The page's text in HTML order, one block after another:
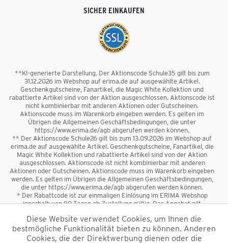
SICHER EINKAUFEN
**KI-generierte Darstellung. Der Aktionscode Schule35 gilt bis zum
31.12.2026 im Webshop auf erima.de auf ausgewählte Artikel.
Geschenkgutscheine, Fanartikel, die Magic White Kollektion und
rabattierte Artikel sind von der Aktion ausgeschlossen. Aktionscode ist
nicht kombinierbar mit anderen Aktionen oder Gutscheinen.
Aktionscode muss im Warenkorb eingeben werden. Es gelten im
Übrigen die Allgemeinen Geschäftsbedingungen, die unter
https://www.erima.de/agb abgerufen werden können.
** Der Aktionscode Schule26 gilt bis zum 13.09.2026 im Webshop auf
erima.de auf ausgewählte Artikel. Geschenkgutscheine, Fanartikel, die
Magic White Kollektion und rabattierte Artikel sind von der Aktion
ausgeschlossen. Aktionscode ist nicht kombinierbar mit anderen
Aktionen oder Gutscheinen. Aktionscode muss im Warenkorb eingeben
werden. Es gelten im Übrigen die Allgemeinen Geschäftsbedingungen,
die unter https://www.erima.de/agb abgerufen werden können.
* Der Rabattcode ist zur einmaligen Einlösung im ERIMA Webshop
innerhalb von 90 Tagen ab Zustellung gültig. Das Angebot gilt
sowie Geschenkgutscheine sind vom Rabatt ausgeschlossen. Der
Rabattcode ist nicht mit anderen Aktionen oder Gutscheinen
kombinierbar. Der Mindestbestellwert beträgt 50 €
Diese Website verwendet Cookies, um Ihnen die
bestmögliche Funktionalität bieten zu können. Anderen
Cookies, die der Direktwerbung dienen oder die